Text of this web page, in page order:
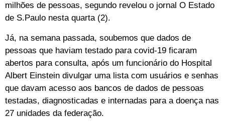
milhões de pessoas, segundo revelou o jornal O Estado
de S.Paulo nesta quarta (2).
Já, na semana passada, soubemos que dados de
pessoas que haviam testado para covid-19 ficaram
abertos para consulta, após um funcionário do Hospital
Albert Einstein divulgar uma lista com usuários e senhas
que davam acesso aos bancos de dados de pessoas
testadas, diagnosticadas e internadas para a doença nas
27 unidades da federação.